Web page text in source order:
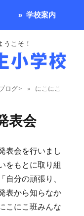
こそ！
学校案内
ログ>
にこにこ
表会
表会を行いまし
をもとに取り組
自分の頑張り、
表から知らなか
こにこ班みんな